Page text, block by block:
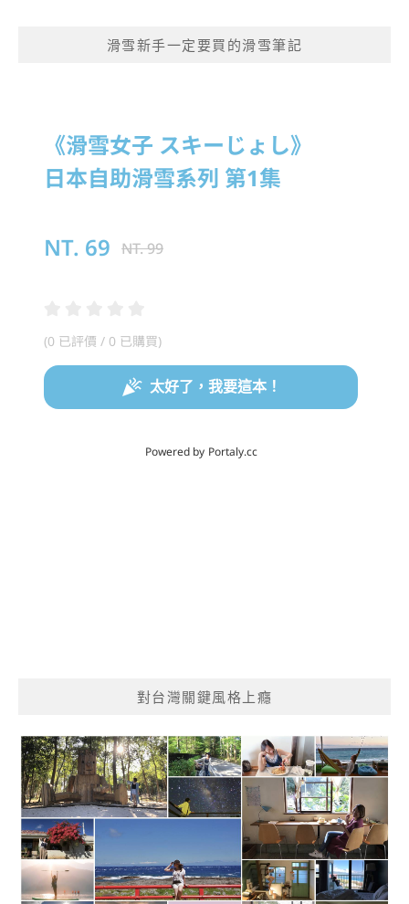
滑雪新手一定要買的滑雪筆記
對台灣關鍵風格上癮